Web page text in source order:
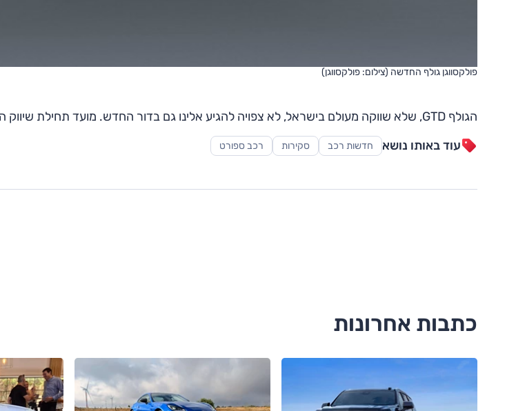
פולקסווגן גולף החדשה (צילום: פולקסווגן)
הגולף GTD, שלא שווקה מעולם בישראל, לא צפויה להגיע אלינו גם בדור החדש. מועד תחילת שיווק ה-GTI עדיין אינו ידוע.
עוד באותו נושא
חדשות רכב סקירות רכב ספורט
כתבות אחרונות